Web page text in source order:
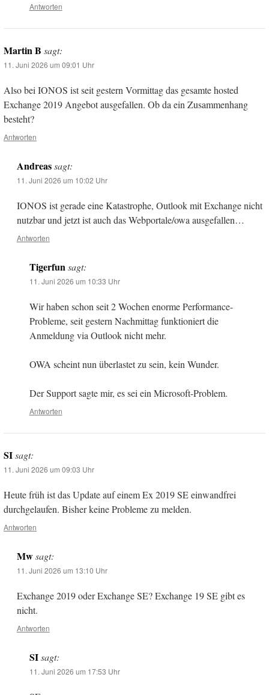
Antworten
Martin B sagt:
11. Juni 2026 um 09:01 Uhr
Also bei IONOS ist seit gestern Vormittag das gesamte hosted
Exchange 2019 Angebot ausgefallen. Ob da ein Zusammenhang
besteht?
Antworten
Andreas sagt:
11. Juni 2026 um 10:02 Uhr
IONOS ist gerade eine Katastrophe, Outlook mit Exchange nicht
nutzbar und jetzt ist auch das Webportale/owa ausgefallen…
Antworten
Tigerfun sagt:
11. Juni 2026 um 10:33 Uhr
Wir haben schon seit 2 Wochen enorme Performance-
Probleme, seit gestern Nachmittag funktioniert die
Anmeldung via Outlook nicht mehr.
OWA scheint nun überlastet zu sein, kein Wunder.
Der Support sagte mir, es sei ein Microsoft-Problem.
Antworten
SIsagt:
11. Juni 2026 um 09:03 Uhr
Heute früh ist das Update auf einem Ex 2019 SE einwandfrei
durchgelaufen. Bisher keine Probleme zu melden.
Antworten
Mw sagt:
11. Juni 2026 um 13:10 Uhr
Exchange 2019 oder Exchange SE? Exchange 19 SE gibt es
nicht.
Antworten
SI sagt:
11. Juni 2026 um 17:53 Uhr